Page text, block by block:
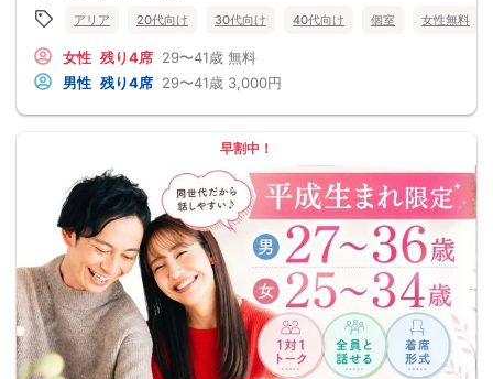
アリア 20代向け 30代向け 40代向け 個室 女性無料
女性 残り4席 29〜41歳 無料
男性 残り4席 29〜41歳 3,000円
早割中！